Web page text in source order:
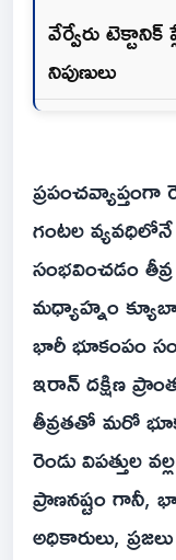
వేర్వేరు టెక్టానిక్
నిపుణులు
గంటల
సంభవించడం
మధ్యాహ్నం
భారీ భూకంపం
ఇరాన్ దక్షిణ
తీవ్రతతో మరో
రెండు విపత్తుల
ప్రాణనష్టం గానీ,
అధికారులు,